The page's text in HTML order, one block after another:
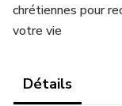
chrétiennes pour
votre vie
Détails